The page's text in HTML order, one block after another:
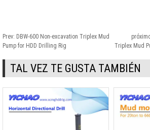
Prev: DBW-600 Non-excavation Triplex Mud
Pump for HDD Drilling Rig
Triplex Mud
TAL VEZ TE GUSTA TAMBIÉN